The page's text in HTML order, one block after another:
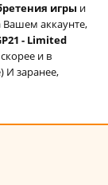
игры и
Вашем аккаунте,
- Limited
и в
И заранее,